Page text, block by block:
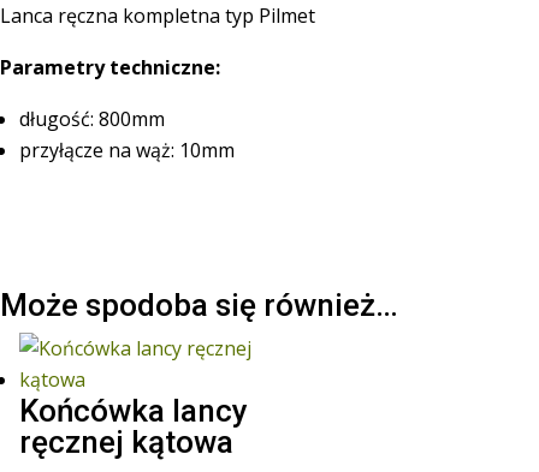
Lanca ręczna kompletna typ Pilmet
Parametry techniczne:
długość: 800mm
przyłącze na wąż: 10mm
Może spodoba się również…
Końcówka lancy
ręcznej kątowa